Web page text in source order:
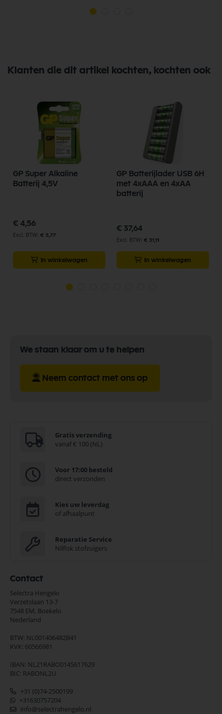
Klanten die dit artikel kochten, kochten ook
GP Super Alkaline
Batterij 4,5V
€ 4,56
€ 3,77
In winkelwagen
GP Batterijlader USB 6H
met 4xAAA en 4xAA
batterij
€ 37,64
€ 31,11
In winkelwagen
We staan klaar om u te helpen
Neem contact met ons op
Gratis verzending
vanaf € 100 (NL)
Voor 17:00 besteld
direct verzonden
Kies uw leverdag
of afhaalpunt
Reparatie Service
Nilfisk stofzuigers
Contact
Selectra Hengelo
Verzetslaan 13-7
7548 EM, Boekelo
Nederland
BTW: NL001406482B41
KVK: 60566981
IBAN: NL21RABO0145617629
BIC: RABONL2U
+31 (0)74-2500199
+31630757204
info@selectrahengelo.nl